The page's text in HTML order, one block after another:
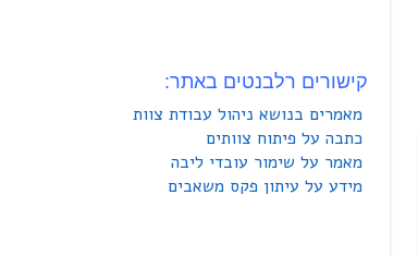
קישורים רלבנטים באתר:
מאמרים בנושא ניהול עבודת צוות
כתבה על פיתוח צוותים
מאמר על שימור עובדי ליבה
מידע על עיתון פקס משאבים